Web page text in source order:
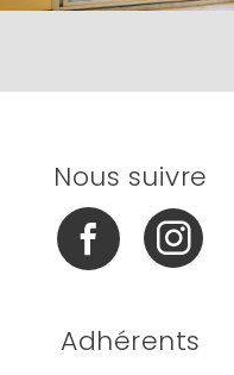
Nous suivre
Adhérents